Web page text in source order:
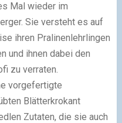
Mal wieder im
Sie versteht es auf
ihren Pralinenlehrlingen
und ihnen dabei den
zu verraten.
vorgefertigte
Blätterkrokant
Zutaten, die sie auch